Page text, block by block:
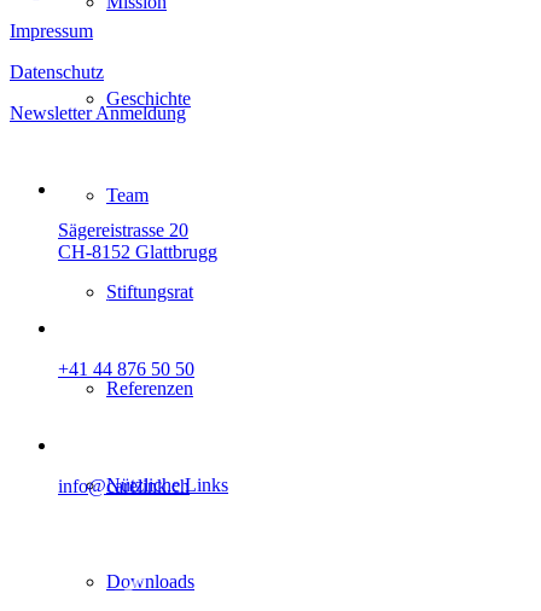
Geschichte
Team
Stiftungsrat
Referenzen
Nützliche Links
Downloads
Impressum
Datenschutz
Newsletter Anmeldung
Sägereistrasse 20
CH-8152 Glattbrugg
+41 44 876 50 50
info@carelink.ch